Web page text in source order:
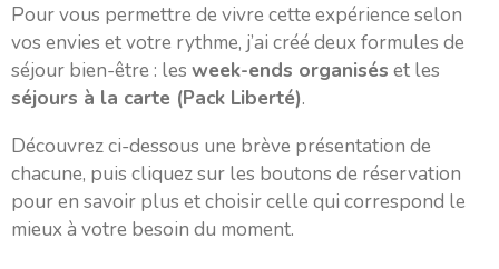
Pour vous permettre de vivre cette expérience selon
vos envies et votre rythme, j’ai créé deux formules de
séjour bien-être : les week-ends organisés et les
séjours à la carte (Pack Liberté).
Découvrez ci-dessous une brève présentation de
chacune, puis cliquez sur les boutons de réservation
pour en savoir plus et choisir celle qui correspond le
mieux à votre besoin du moment.